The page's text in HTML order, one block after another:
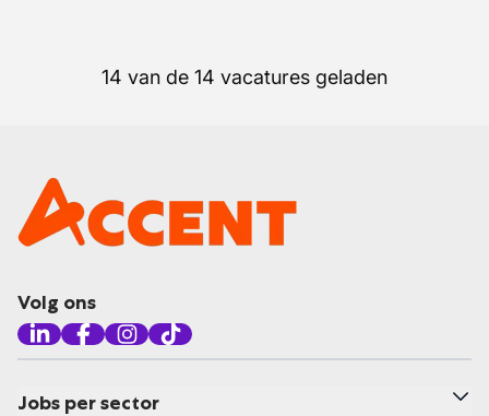
14 van de 14 vacatures geladen
Volg ons
Jobs per sector